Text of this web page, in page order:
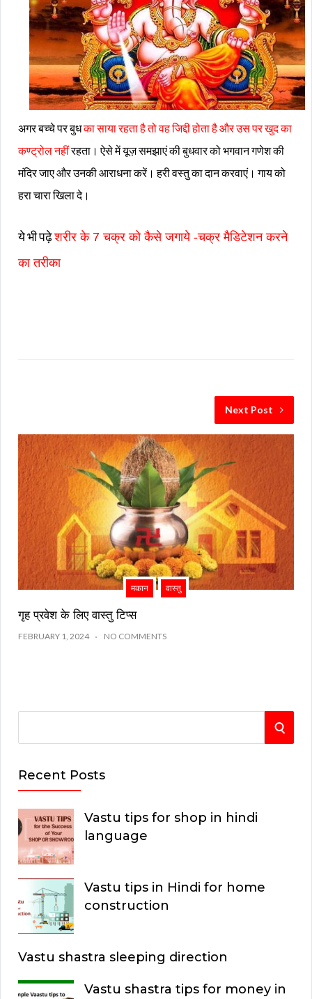
अगर बच्चे पर बुधका साया रहता है तो वह जिद्दी होता है और उस पर खुद का
कण्ट्रोल नहींरहता। ऐसे में यूज़ समझाएं की बुधवार को भगवान गणेश की
मंदिर जाए और उनकी आराधना करें। हरी वस्तु का दान करवाएं। गाय को
हरा चारा खिला दे।
ये भी पढ़ेशरीर के 7 चक्र को कैसे जगाये -चक्र मैडिटेशन करने
का तरीका
Next Post
मकान वास्तु
गृह प्रवेश के लिए वास्तु टिप्स
FEBRUARY 1, 2024 NO COMMENTS
e
r
c
h
f
o
r
S
Recent Posts
Vastu tips for shop in hindi
language
Vastu tips in Hindi for home
construction
Vastu shastra sleeping direction
Vastu shastra tips for money in